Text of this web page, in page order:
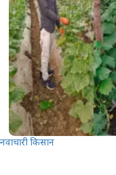
नवाचारी किसान